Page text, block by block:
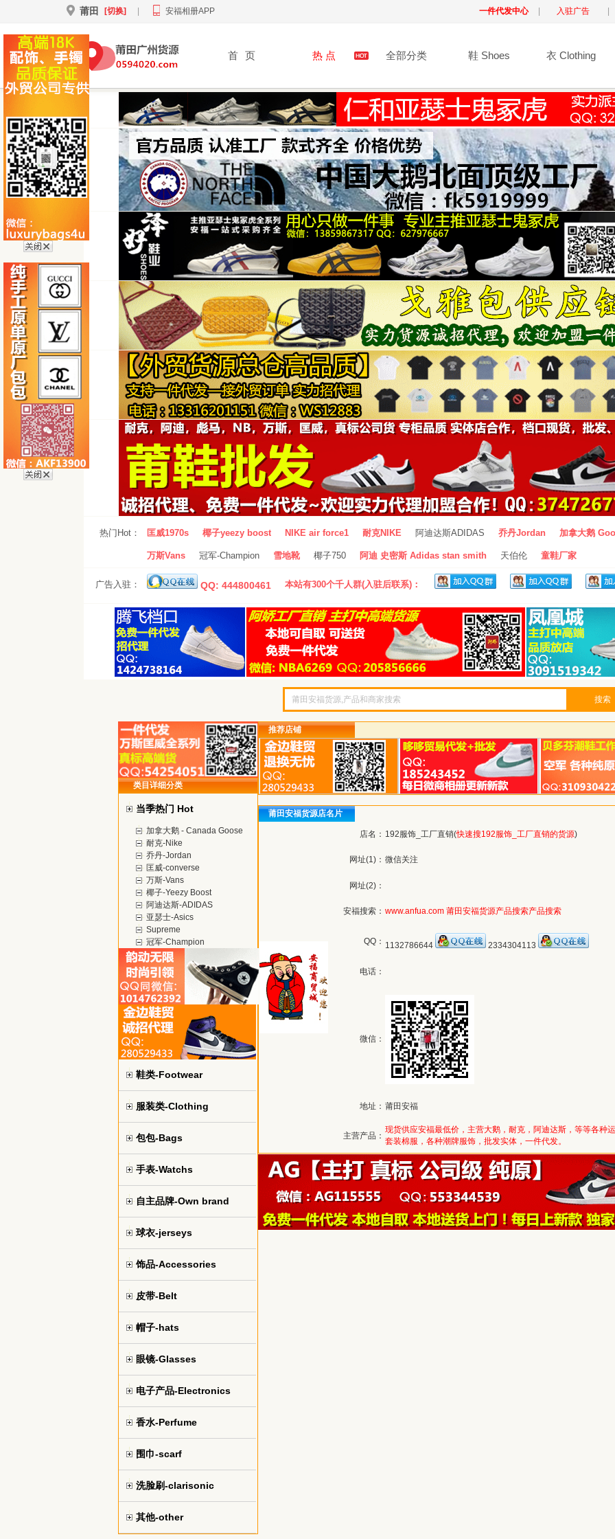
莆田 [切换] 安福相册APP 一件代发中心 入驻广告
首 页 热 点 全部分类 鞋 Shoes 衣 Clothing
热门Hot： 匡威1970s 椰子yeezy boost NIKE air force1 耐克NIKE 阿迪达斯ADIDAS 乔丹Jordan 加拿大鹅
万斯Vans 冠军-Champion 雪地靴 椰子750 阿迪 史密斯 Adidas stan smith 天伯伦 童鞋厂家
广告入驻： QQ: 444800461 本站有300个千人群(入驻后联系)：
搜索
类目详细分类
当季热门 Hot
加拿大鹅 - Canada Goose
耐克-Nike
乔丹-Jordan
匡威-converse
万斯-Vans
椰子-Yeezy Boost
阿迪达斯-ADIDAS
亚瑟士-Asics
Supreme
冠军-Champion
鞋类-Footwear
服装类-Clothing
包包-Bags
手表-Watchs
自主品牌-Own brand
球衣-jerseys
饰品-Accessories
皮带-Belt
帽子-hats
眼镜-Glasses
电子产品-Electronics
香水-Perfume
围巾-scarf
洗脸刷-clarisonic
其他-other
推荐店铺
莆田安福货源店名片
店名： 192服饰_工厂直销(快速搜192服饰_工厂直销的货源)
网址(1)： 微信关注
网址(2)：
安福搜索： www.anfua.com 莆田安福货源产品搜索产品搜索
QQ： 1132786644 2334304113
电话：
微信：
地址： 莆田安福
主营产品：
现货供应安福最低价，主营大鹅，耐克，阿迪达斯，等等各种
套装棉服，各种潮牌服饰，批发实体，一件代发。